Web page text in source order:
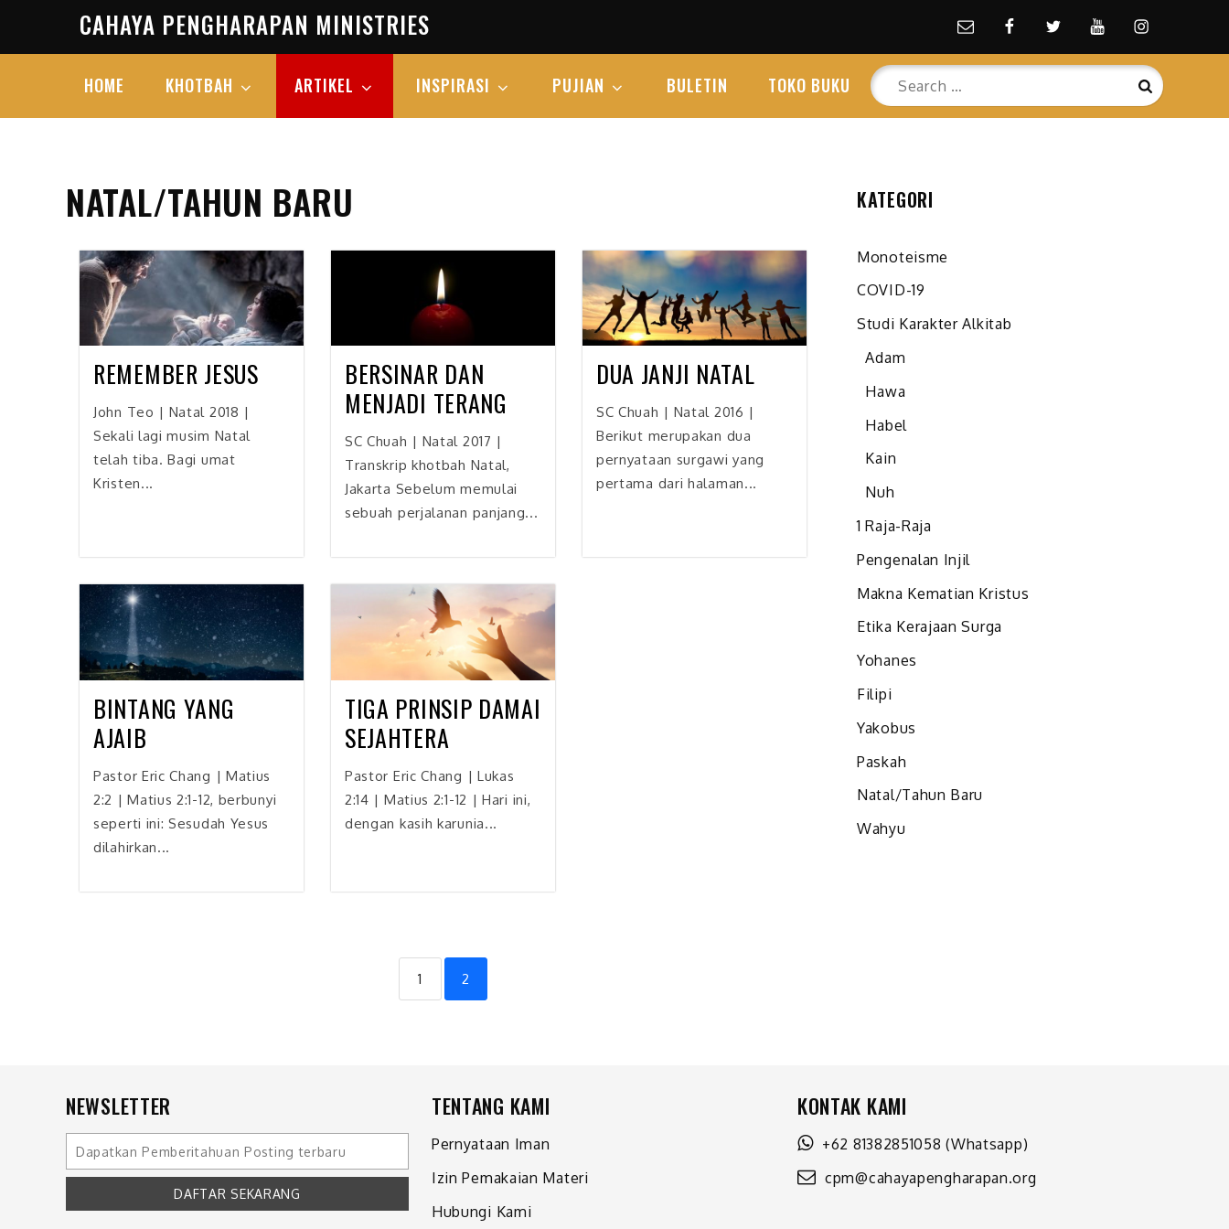
content
CAHAYA PENGHARAPAN MINISTRIES Email facebookTwitterYoutubeInstagram
HOME KHOTBAH ARTIKEL INSPIRASI PUJIAN BULETIN TOKO BUKU
Search
for:
Search
NATAL/TAHUN BARU
REMEMBER JESUS
John Teo | Natal 2018 |
Sekali lagi musim Natal
telah tiba. Bagi umat
Kristen...
BERSINAR DAN
MENJADI TERANG
SC Chuah | Natal 2017 |
Transkrip khotbah Natal,
Jakarta Sebelum memulai
sebuah perjalanan panjang...
DUA JANJI NATAL
SC Chuah | Natal 2016 |
Berikut merupakan dua
pernyataan surgawi yang
pertama dari halaman...
BINTANG YANG
AJAIB
Pastor Eric Chang | Matius
2:2 | Matius 2:1-12, berbunyi
seperti ini: Sesudah Yesus
dilahirkan...
TIGA PRINSIP DAMAI
SEJAHTERA
Pastor Eric Chang | Lukas
2:14 | Matius 2:1-12 | Hari ini,
dengan kasih karunia...
1 2
KATEGORI
Monoteisme
COVID-19
Studi Karakter Alkitab
Adam
Hawa
Habel
Kain
Nuh
1 Raja-Raja
Pengenalan Injil
Makna Kematian Kristus
Etika Kerajaan Surga
Yohanes
Filipi
Yakobus
Paskah
Natal/Tahun Baru
Wahyu
NEWSLETTER TENTANG KAMI
Pernyataan Iman
Izin Pemakaian Materi
Hubungi Kami
KONTAK KAMI
+62 81382851058 (Whatsapp)
cpm@cahayapengharapan.org